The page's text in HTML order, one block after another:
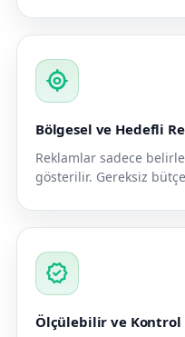
my_location
Bölgesel ve Hedefli
Reklamlar sadece
gösterilir. Gereksiz
verified
Ölçülebilir ve